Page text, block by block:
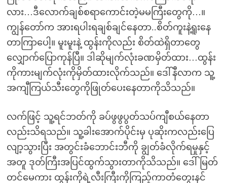
လား…ဒီလောက်ချစ်စရာကောင်းတဲ့မမကြီးတွေကို…။
ကျွန်တော်က အားရပါးရချစ်ချင်နေတာ..စိတ်ကူးနဲ့ရူးနေ
တာကြာပေါ့။ မူးမူးနဲ့ ထွန်းကိုလည်း စိတ်ထဲရှိတာတွေ
လျှောက်ပြောကုန်ပြီ။ ဒါဆိုမျက်လုံးခဏမှိတ်ထား…ထွန်း
ကိုကားမျက်လုံးကိုမှိတ်ထားလိုက်သည်။ ဒေါ်နီလာက သူ့
အကျီကြယ်သီးတွေကိုဖြုတ်ပေးနေတာကိုသိသည်။
လက်ဖြင့် သူ့ရင်ဘတ်ကို ခပ်ဖွဖွပွတ်သပ်ကျီစယ်နေတာ
လည်းသိရသည်။ သူ့ခါးအောက်ပိုင်းမှ ပုဆိုးကလည်းပြေ
လျာ့သွားပြီး အတွင်းခံဘောင်းဘီကို ချွတ်ခံလိုက်ရမှုနှင့်
အတူ ဒုတ်ကြီးအပြင်ထွက်သွားတာကိုသိသည်။ ဒေါ်မြတ်
တင်မေကား ထွန်းကိုရဲ့လီးကြီးကိုကြည့်ကာတံတွေးနင်